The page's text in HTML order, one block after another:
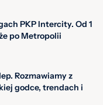
PKP Intercity. Od 1
po Metropolii
Rozmawiamy z
godce, trendach i